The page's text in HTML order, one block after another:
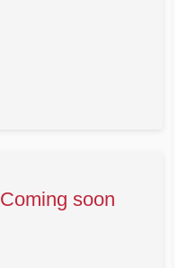
Coming soon